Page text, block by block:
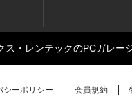
ス・レンテックのPCガレー
シーポリシー 会員規約